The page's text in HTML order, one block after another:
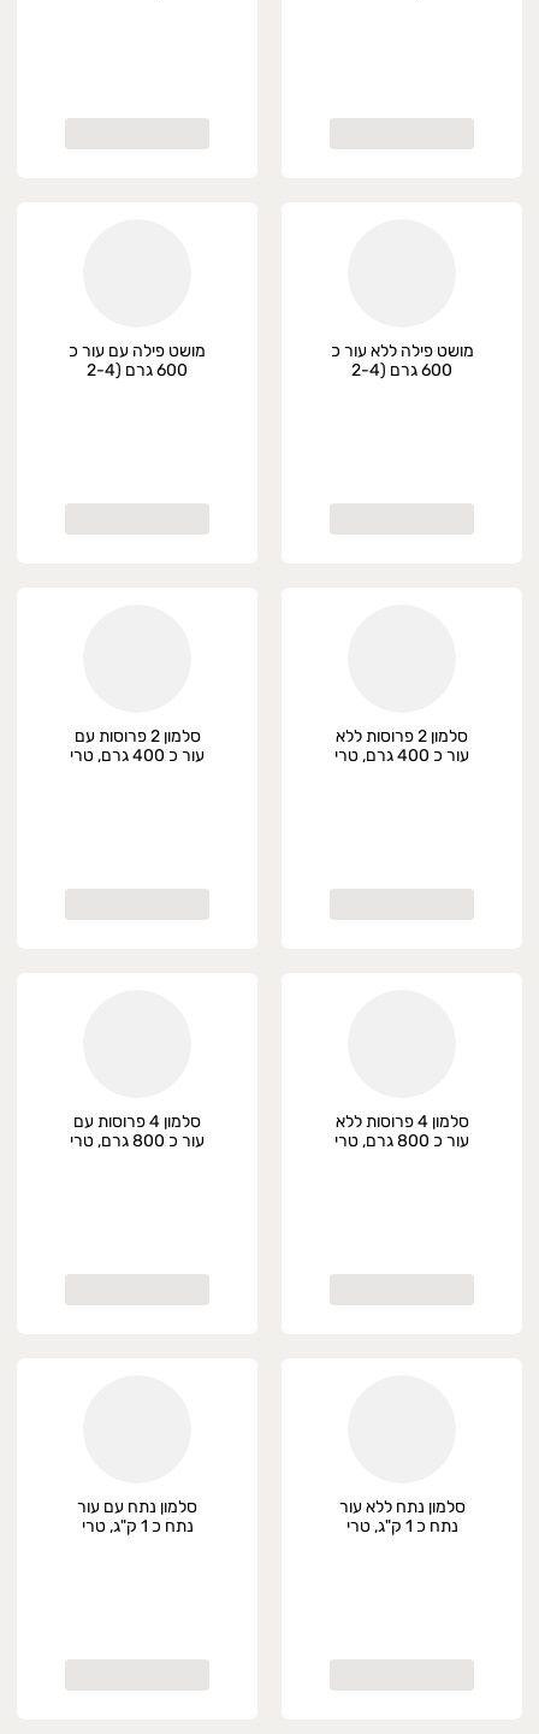
מושט פילה ללא עור כ
600 גרם (2-4
מושט פילה עם עור כ
600 גרם (2-4
סלמון 2 פרוסות ללא
עור כ 400 גרם, טרי
סלמון 2 פרוסות עם
עור כ 400 גרם, טרי
סלמון 4 פרוסות ללא
עור כ 800 גרם, טרי
סלמון 4 פרוסות עם
עור כ 800 גרם, טרי
סלמון נתח ללא עור
נתח כ 1 ק"ג, טרי
סלמון נתח עם עור
נתח כ 1 ק"ג, טרי